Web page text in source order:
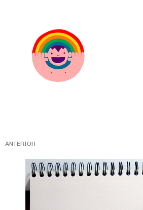
ANTERIOR